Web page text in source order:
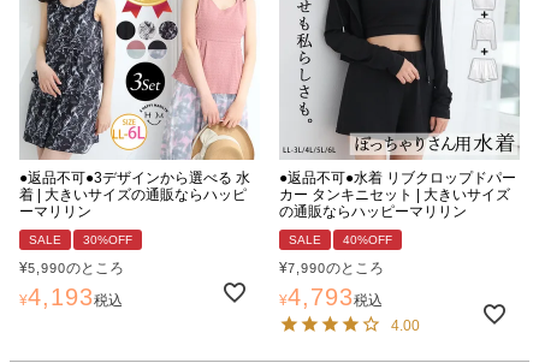
●返品不可●3デザインから選べる 水
着 | 大きいサイズの通販ならハッピ
ーマリリン
SALE 30%OFF
¥5,990のところ
¥4,193税込
●返品不可●水着 リブクロップドパー
カー タンキニセット | 大きいサイズ
の通販ならハッピーマリリン
SALE 40%OFF
¥7,990のところ
¥4,793税込
4.00